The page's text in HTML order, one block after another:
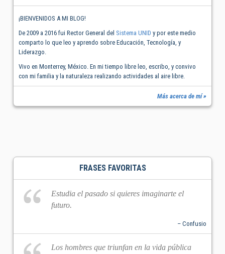
¡BIENVENIDOS A MI BLOG!
De 2009 a 2016 fui Rector General del Sistema UNID y por este medio
comparto lo que leo y aprendo sobre Educación, Tecnología, y
Liderazgo.
Vivo en Monterrey, México. En mi tiempo libre leo, escribo, y convivo
con mi familia y la naturaleza realizando actividades al aire libre.
Más acerca de mí »
FRASES FAVORITAS
Estudia el pasado si quieres imaginarte el
futuro.
– Confusio
Los hombres que triunfan en la vida pública